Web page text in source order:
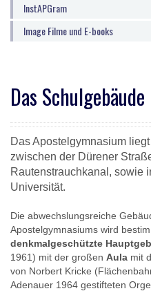
InstAPGram
Image Filme und E-books
Das Schulgebäude
DETAILS
Das Apostelgymnasium
zwischen der Dürener
Rautenstrauchkanal, sowie
Universität.
Die abwechslungsreiche
Apostelgymnasiums wird
denkmalgeschützte
1961) mit der großen Aula mit
von Norbert Kricke
Adenauer 1964 gestifteten